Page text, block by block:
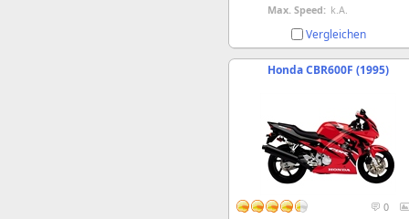
Max. Speed: k.A.
Vergleichen
Honda CBR600F (1995)
0